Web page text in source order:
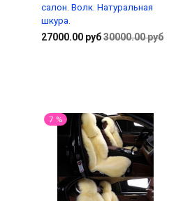
салон. Волк. Натуральная
шкура.
27000.00 руб 30000.00 руб
7 %